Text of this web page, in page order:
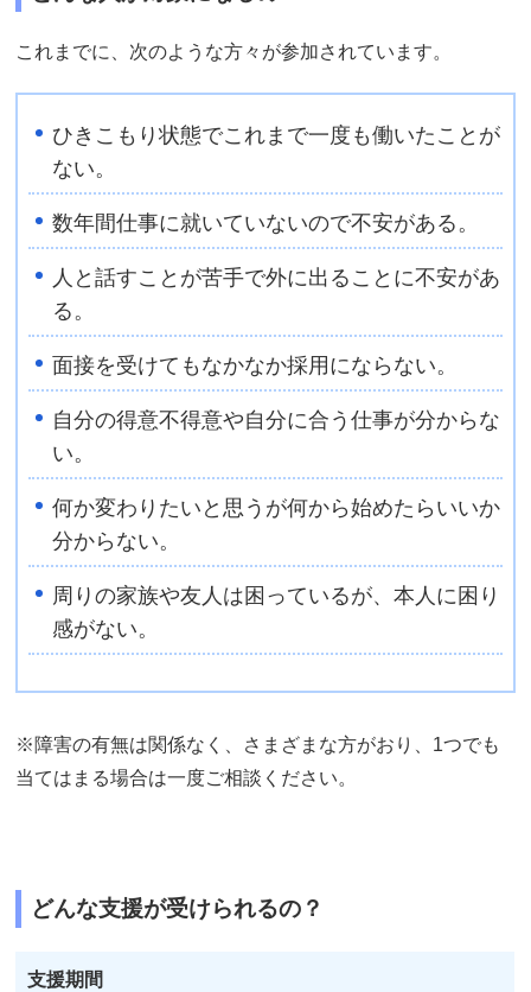
これまでに、次のような方々が参加されています。
ひきこもり状態でこれまで一度も働いたことが
ない。
数年間仕事に就いていないので不安がある。
人と話すことが苦手で外に出ることに不安があ
る。
面接を受けてもなかなか採用にならない。
自分の得意不得意や自分に合う仕事が分からな
い。
何か変わりたいと思うが何から始めたらいいか
分からない。
周りの家族や友人は困っているが、本人に困り
感がない。
※障害の有無は関係なく、さまざまな方がおり、1つでも
当てはまる場合は一度ご相談ください。
どんな支援が受けられるの？
支援期間